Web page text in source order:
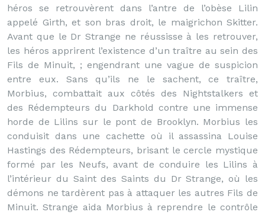
héros se retrouvèrent dans l’antre de l’obèse Lilin
appelé Girth, et son bras droit, le maigrichon Skitter.
Avant que le Dr Strange ne réussisse à les retrouver,
les héros apprirent l’existence d’un traître au sein des
Fils de Minuit, ; engendrant une vague de suspicion
entre eux. Sans qu’ils ne le sachent, ce traître,
Morbius, combattait aux côtés des Nightstalkers et
des Rédempteurs du Darkhold contre une immense
horde de Lilins sur le pont de Brooklyn. Morbius les
conduisit dans une cachette où il assassina Louise
Hastings des Rédempteurs, brisant le cercle mystique
formé par les Neufs, avant de conduire les Lilins à
l’intérieur du Saint des Saints du Dr Strange, où les
démons ne tardèrent pas à attaquer les autres Fils de
Minuit. Strange aida Morbius à reprendre le contrôle